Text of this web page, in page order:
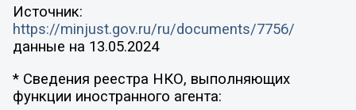
Источник:
https://minjust.gov.ru/ru/documents/7756/
данные на 13.05.2024
* Сведения реестра НКО, выполняющих
функции иностранного агента: